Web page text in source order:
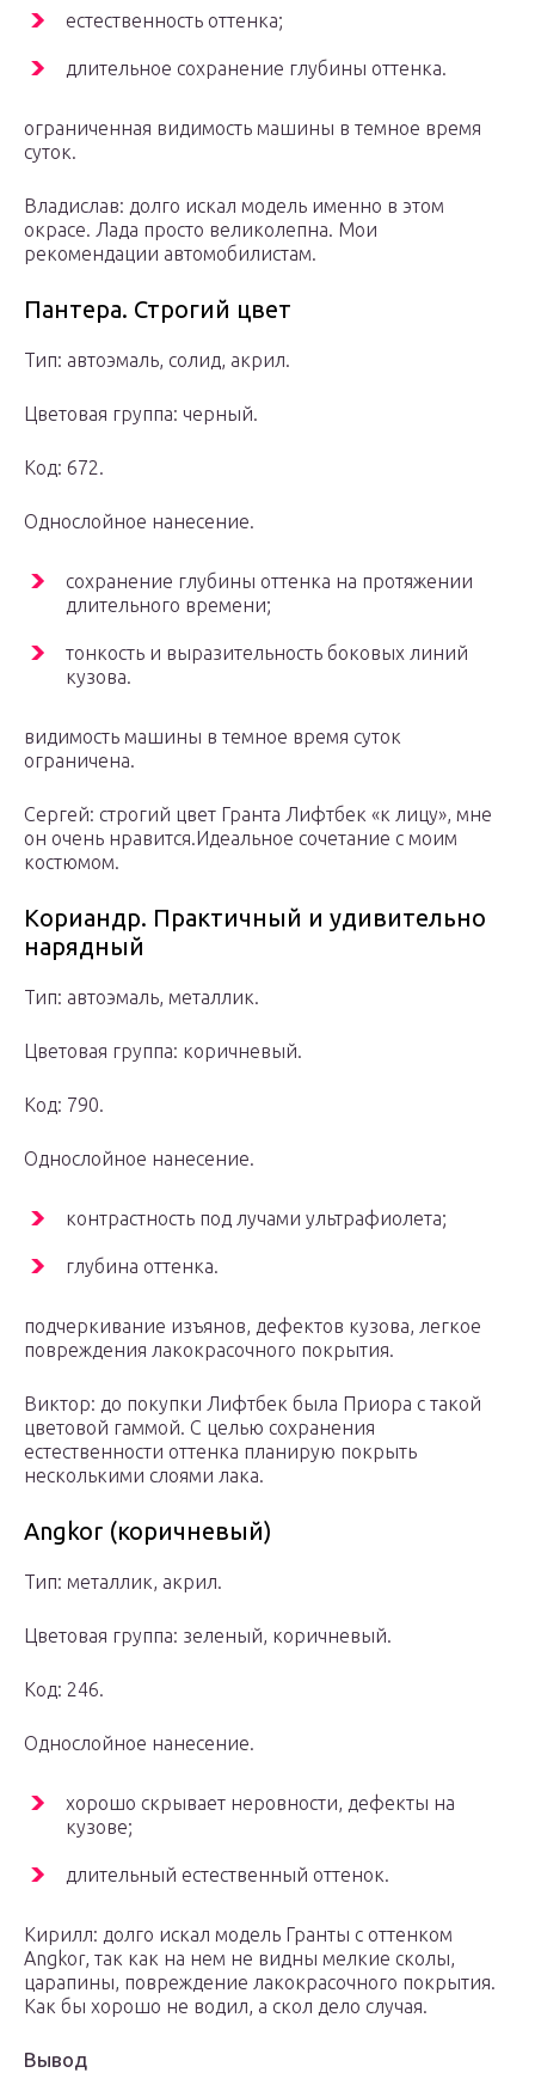
естественность оттенка;
длительное сохранение глубины оттенка.
ограниченная видимость машины в темное время
суток.
Владислав: долго искал модель именно в этом
окрасе. Лада просто великолепна. Мои
рекомендации автомобилистам.
Пантера. Строгий цвет
Тип: автоэмаль, солид, акрил.
Цветовая группа: черный.
Код: 672.
Однослойное нанесение.
сохранение глубины оттенка на протяжении
длительного времени;
тонкость и выразительность боковых линий
кузова.
видимость машины в темное время суток
ограничена.
Сергей: строгий цвет Гранта Лифтбек «к лицу», мне
он очень нравится.Идеальное сочетание с моим
костюмом.
Кориандр. Практичный и удивительно
нарядный
Тип: автоэмаль, металлик.
Цветовая группа: коричневый.
Код: 790.
Однослойное нанесение.
контрастность под лучами ультрафиолета;
глубина оттенка.
подчеркивание изъянов, дефектов кузова, легкое
повреждения лакокрасочного покрытия.
Виктор: до покупки Лифтбек была Приора с такой
цветовой гаммой. С целью сохранения
естественности оттенка планирую покрыть
несколькими слоями лака.
Angkor (коричневый)
Тип: металлик, акрил.
Цветовая группа: зеленый, коричневый.
Код: 246.
Однослойное нанесение.
хорошо скрывает неровности, дефекты на
кузове;
длительный естественный оттенок.
Кирилл: долго искал модель Гранты с оттенком
Angkor, так как на нем не видны мелкие сколы,
царапины, повреждение лакокрасочного покрытия.
Как бы хорошо не водил, а скол дело случая.
Вывод